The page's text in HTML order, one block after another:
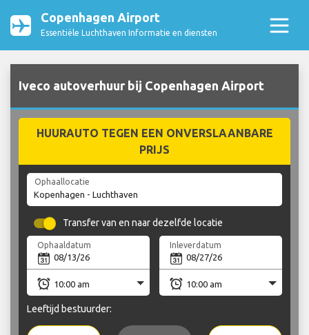
Copenhagen Airport
Essentiële Luchthaven Informatie en diensten
Iveco autoverhuur bij Copenhagen Airport
HUURAUTO TEGEN EEN ONVERSLAANBARE
PRIJS
Ophaallocatie
Transfer van en naar dezelfde locatie
Ophaaldatum Inleverdatum
Leeftijd bestuurder: